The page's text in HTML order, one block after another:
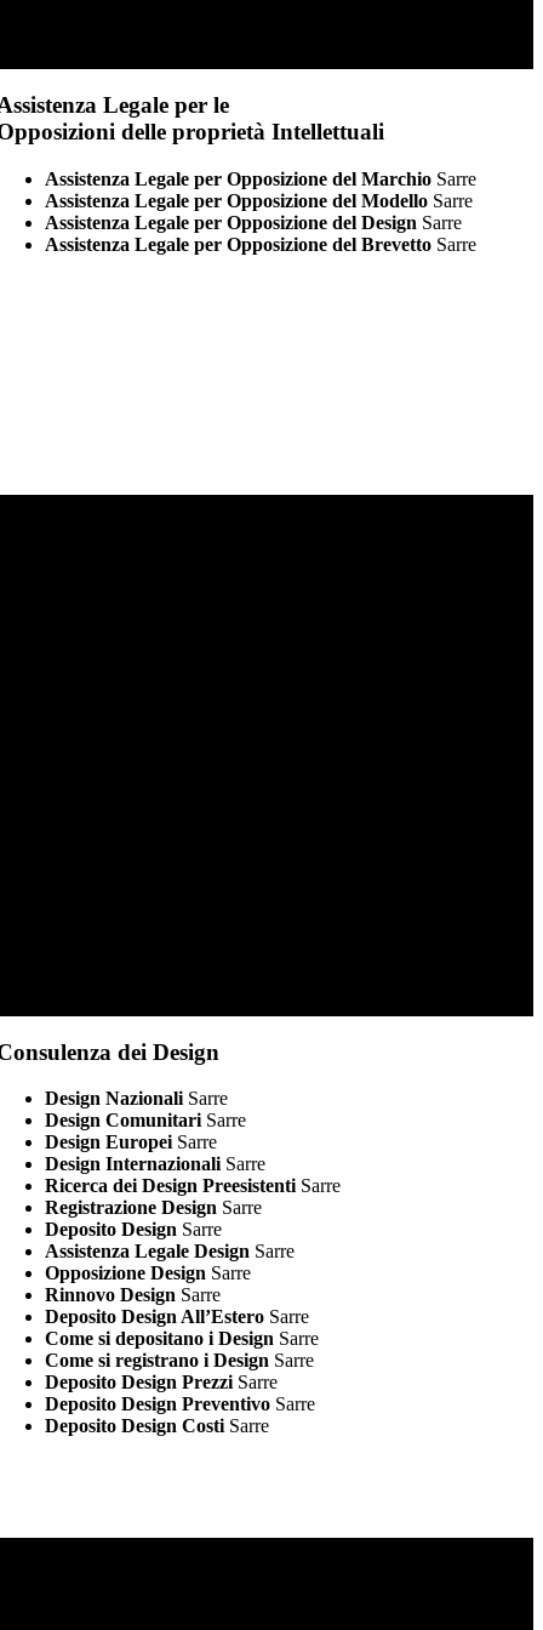
Legale per le
delle proprietà Intellettuali
Assistenza Legale per Opposizione del Marchio Sarre
Assistenza Legale per Opposizione del Modello Sarre
Assistenza Legale per Opposizione del Design Sarre
Assistenza Legale per Opposizione del Brevetto Sarre
dei Design
Design Nazionali Sarre
Design Comunitari Sarre
Design Europei Sarre
Design Internazionali Sarre
Ricerca dei Design Preesistenti Sarre
Registrazione Design Sarre
Deposito Design Sarre
Assistenza Legale Design Sarre
Opposizione Design Sarre
Rinnovo Design Sarre
Deposito Design All’Estero Sarre
Come si depositano i Design Sarre
Come si registrano i Design Sarre
Deposito Design Prezzi Sarre
Deposito Design Preventivo Sarre
Deposito Design Costi Sarre